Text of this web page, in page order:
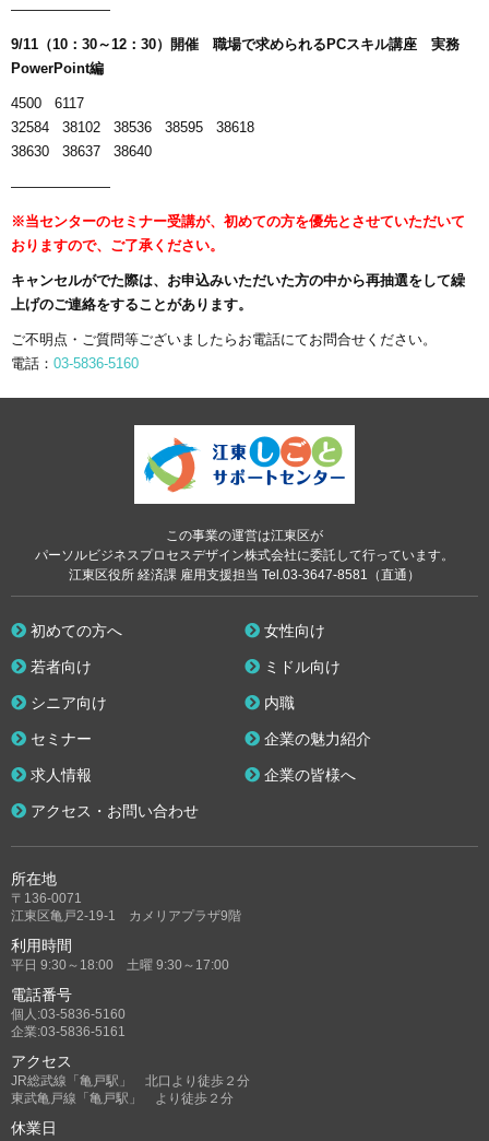
———————
9/11（10：30～12：30）開催 職場で求められるPCスキル講座 実務
PowerPoint編
4500 6117
32584 38102 38536 38595 38618
38630 38637 38640
———————
※当センターのセミナー受講が、初めての方を優先とさせていただいて
おりますので、ご了承ください。
キャンセルがでた際は、お申込みいただいた方の中から再抽選をして繰
上げのご連絡をすることがあります。
ご不明点・ご質問等ございましたらお電話にてお問合せください。
電話： 03-5836-5160
この事業の運営は江東区が
パーソルビジネスプロセスデザイン株式会社に委託して行っています。
江東区役所 経済課 雇用支援担当 Tel.03-3647-8581（直通）
所在地
〒136-0071
江東区亀戸2-19-1 カメリアプラザ9階
利用時間
平日 9:30～18:00 土曜 9:30～17:00
電話番号
個人:03-5836-5160
企業:03-5836-5161
アクセス
JR総武線「亀戸駅」 北口より徒歩２分
東武亀戸線「亀戸駅」 より徒歩２分
休業日
初めての方へ 女性向け
若者向け ミドル向け
シニア向け 内職
セミナー 企業の魅力紹介
求人情報 企業の皆様へ
アクセス・お問い合わせ